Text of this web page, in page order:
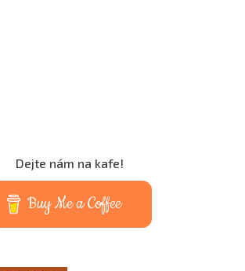
Dejte nám na kafe!
Buy Me a Coffee